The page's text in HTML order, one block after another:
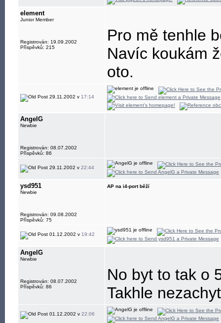
element
Junior Member
Registrován: 19.09.2002
Příspěvků: 215
Pro mě tenhle
Navíc koukám
oto.
29.11.2002 v 17:14
AngelG
Newbie
Registrován: 08.07.2002
Příspěvků: 86
29.11.2002 v 22:44
ysd951
Newbie
Registrován: 09.08.2002
Příspěvků: 75
AP na i4-port běží
01.12.2002 v 19:42
AngelG
Newbie
Registrován: 08.07.2002
Příspěvků: 86
No byt to tak o
Takhle
01.12.2002 v 22:06